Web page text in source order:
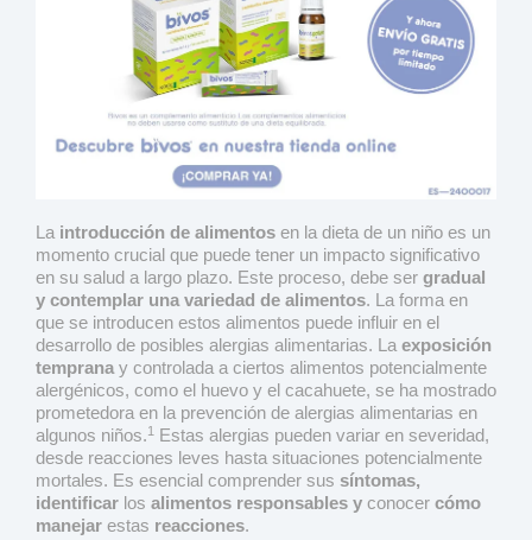
La introducción de alimentos en la dieta de un niño es un
momento crucial que puede tener un impacto significativo
en su salud a largo plazo. Este proceso, debe ser gradual
y contemplar una variedad de alimentos. La forma en
que se introducen estos alimentos puede influir en el
desarrollo de posibles alergias alimentarias. La exposición
temprana y controlada a ciertos alimentos potencialmente
alergénicos, como el huevo y el cacahuete, se ha mostrado
prometedora en la prevención de alergias alimentarias en
algunos niños.1 Estas alergias pueden variar en severidad,
desde reacciones leves hasta situaciones potencialmente
mortales. Es esencial comprender sus síntomas,
identificar los alimentos responsables y conocer cómo
manejar estas reacciones.